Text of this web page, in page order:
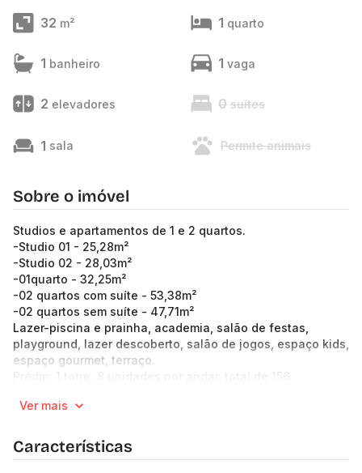
32 m² 1 quarto
1 banheiro 1 vaga
2 elevadores 0 suítes
1 sala Permite animais
Sobre o imóvel
Studios e apartamentos de 1 e 2 quartos.
-Studio 01 - 25,28m²
-Studio 02 - 28,03m²
-01quarto - 32,25m²
-02 quartos com suíte - 53,38m²
-02 quartos sem suíte - 47,71m²
Lazer-piscina e prainha, academia, salão de festas,
playground, lazer descoberto, salão de jogos, espaço kids,
espaço gourmet, terraço.
Prédio: 1 torre, 8 unidades por andar, total de 156
eclusa, bicicletário, lavanderia, mini mercado.
Ver mais
Características